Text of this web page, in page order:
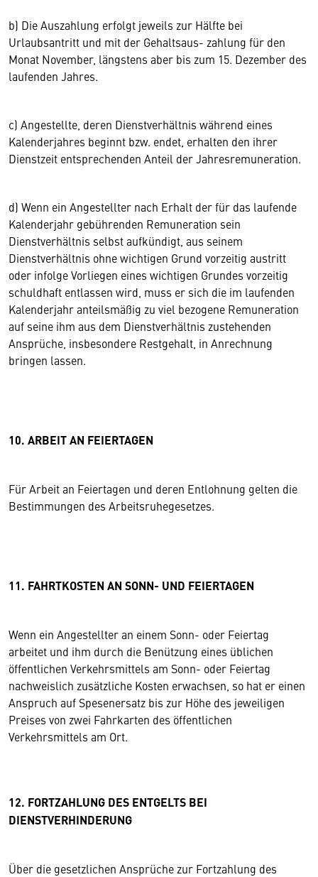
b) Die Auszahlung erfolgt jeweils zur Hälfte bei
Urlaubsantritt und mit der Gehaltsaus- zahlung für den
Monat November, längstens aber bis zum 15. Dezember des
laufenden Jahres.
c) Angestellte, deren Dienstverhältnis während eines
Kalenderjahres beginnt bzw. endet, erhalten den ihrer
Dienstzeit entsprechenden Anteil der Jahresremuneration.
d) Wenn ein Angestellter nach Erhalt der für das laufende
Kalenderjahr gebührenden Remuneration sein
Dienstverhältnis selbst aufkündigt, aus seinem
Dienstverhältnis ohne wichtigen Grund vorzeitig austritt
oder infolge Vorliegen eines wichtigen Grundes vorzeitig
schuldhaft entlassen wird, muss er sich die im laufenden
Kalenderjahr anteilsmäßig zu viel bezogene Remuneration
auf seine ihm aus dem Dienstverhältnis zustehenden
Ansprüche, insbesondere Restgehalt, in Anrechnung
bringen lassen.
10. ARBEIT AN FEIERTAGEN
Für Arbeit an Feiertagen und deren Entlohnung gelten die
Bestimmungen des Arbeitsruhegesetzes.
11. FAHRTKOSTEN AN SONN- UND FEIERTAGEN
Wenn ein Angestellter an einem Sonn- oder Feiertag
arbeitet und ihm durch die Benützung eines üblichen
öffentlichen Verkehrsmittels am Sonn- oder Feiertag
nachweislich zusätzliche Kosten erwachsen, so hat er einen
Anspruch auf Spesenersatz bis zur Höhe des jeweiligen
Preises von zwei Fahrkarten des öffentlichen
Verkehrsmittels am Ort.
12. FORTZAHLUNG DES ENTGELTS BEI
DIENSTVERHINDERUNG
Über die gesetzlichen Ansprüche zur Fortzahlung des